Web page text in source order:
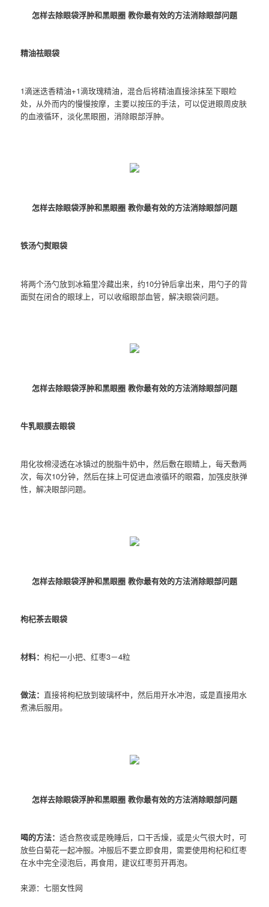
怎样去除眼袋浮肿和黑眼圈 教你最有效的方法消除眼部问题
精油祛眼袋
1滴迷迭香精油+1滴玫瑰精油，混合后将精油直接涂抹至下眼睑
处，从外而内的慢慢按摩，主要以按压的手法，可以促进眼周皮肤
的血液循环，淡化黑眼圈，消除眼部浮肿。
怎样去除眼袋浮肿和黑眼圈 教你最有效的方法消除眼部问题
铁汤勺熨眼袋
将两个汤勺放到冰箱里冷藏出来，约10分钟后拿出来，用勺子的背
面熨在闭合的眼球上，可以收缩眼部血管，解决眼袋问题。
怎样去除眼袋浮肿和黑眼圈 教你最有效的方法消除眼部问题
牛乳眼膜去眼袋
用化妆棉浸透在冰镇过的脱脂牛奶中，然后敷在眼睛上，每天敷两
次，每次10分钟，然后在抹上可促进血液循环的眼霜，加强皮肤弹
性，解决眼部问题。
怎样去除眼袋浮肿和黑眼圈 教你最有效的方法消除眼部问题
枸杞茶去眼袋
材料：枸杞一小把、红枣3－4粒
做法： 直接将枸杞放到玻璃杯中，然后用开水冲泡，或是直接用水
煮沸后服用。
怎样去除眼袋浮肿和黑眼圈 教你最有效的方法消除眼部问题
喝的方法：适合熬夜或是晚睡后，口干舌燥，或是火气很大时，可
放些白菊花一起冲服。冲服后不要立即食用，需要使用枸杞和红枣
在水中完全浸泡后，再食用，建议红枣剪开再泡。
来源：七丽女性网